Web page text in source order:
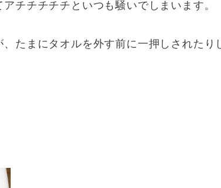
チチチチチといつも騒いでしまいます。
たまにタオルを外す前に一押しされたり